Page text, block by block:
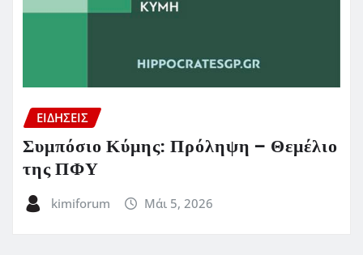
ΕΙΔΗΣΕΙΣ
Συμπόσιο Κύμης: Πρόληψη – Θεμέλιο
της ΠΦΥ
kimiforum Μάι 5, 2026